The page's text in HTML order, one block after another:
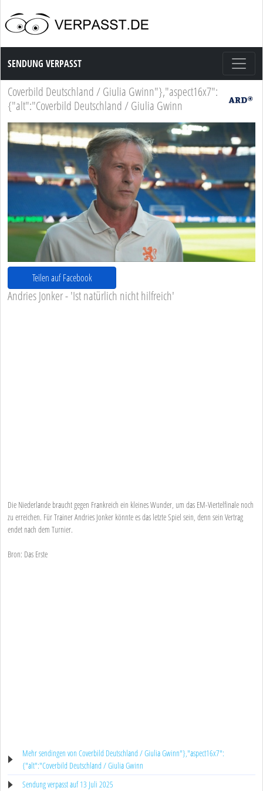
Sendung Verpasst
SENDUNG VERPASST
Coverbild Deutschland / Giulia Gwinn"},"aspect16x7":
{"alt":"Coverbild Deutschland / Giulia Gwinn
Teilen auf Facebook
Andries Jonker - 'Ist natürlich nicht hilfreich'
Die Niederlande braucht gegen Frankreich ein kleines Wunder, um das EM-Viertelfinale noch
zu erreichen. Für Trainer Andries Jonker könnte es das letzte Spiel sein, denn sein Vertrag
endet nach dem Turnier.
Bron: Das Erste
Mehr sendingen von Coverbild Deutschland / Giulia Gwinn"},"aspect16x7":
{"alt":"Coverbild Deutschland / Giulia Gwinn
Sendung verpasst auf 13 Juli 2025